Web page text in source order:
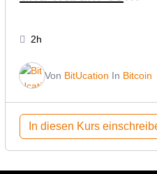
2h
Von BitUcation In Bitcoin
In diesen Kurs